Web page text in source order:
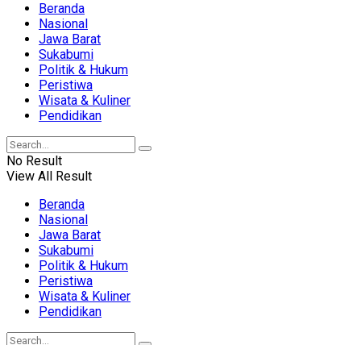
Beranda
Nasional
Jawa Barat
Sukabumi
Politik & Hukum
Peristiwa
Wisata & Kuliner
Pendidikan
No Result
View All Result
Beranda
Nasional
Jawa Barat
Sukabumi
Politik & Hukum
Peristiwa
Wisata & Kuliner
Pendidikan